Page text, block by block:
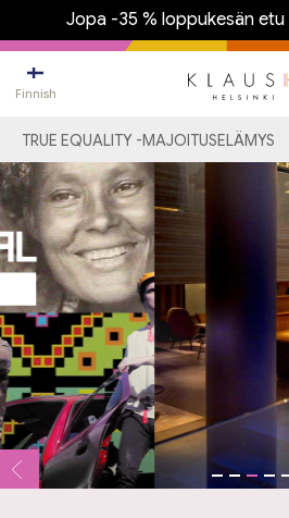
Jopa -35 % loppukesän
Finnish
TRUE EQUALITY -MAJOITUSELÄMYS